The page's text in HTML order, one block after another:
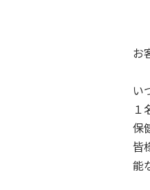
お
い
１
保
皆
能